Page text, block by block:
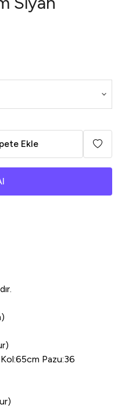
Ekle
Pazu:36